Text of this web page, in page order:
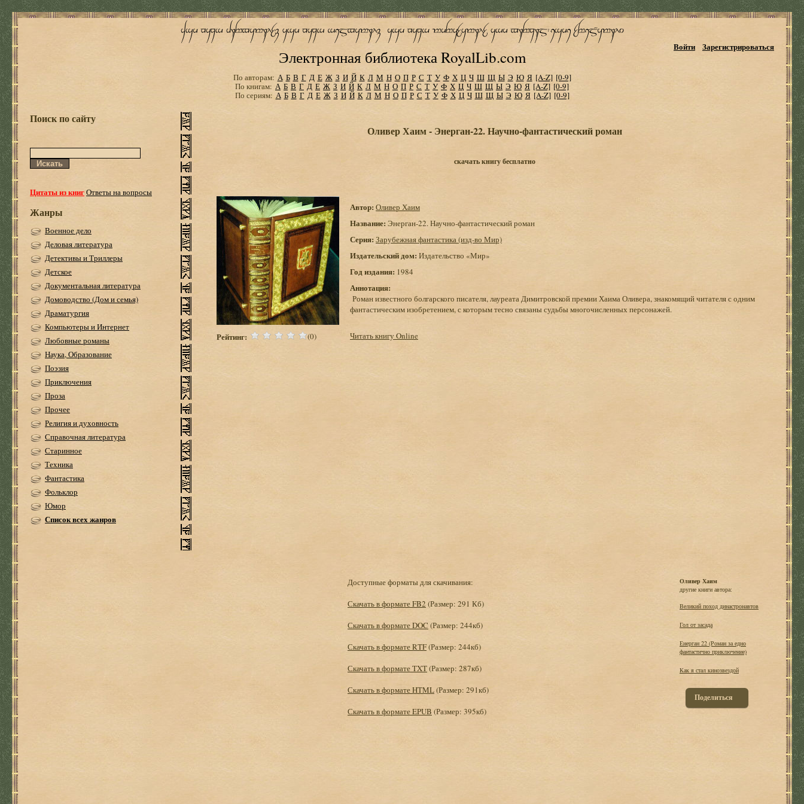
Электронная библиотека RoyalLib.com
Войти Зарегистрироваться
По авторам: А Б В Г Д Е Ж З И Й К Л М Н О П Р С Т У Ф Х Ц Ч Ш Щ Ы Э Ю Я [A-Z] [0-9]
По книгам: А Б В Г Д Е Ж З И Й К Л М Н О П Р С Т У Ф Х Ц Ч Ш Щ Ы Э Ю Я [A-Z] [0-9]
По сериям: А Б В Г Д Е Ж З И Й К Л М Н О П Р С Т У Ф Х Ц Ч Ш Щ Ы Э Ю Я [A-Z] [0-9]
Поиск по сайту
Цитаты из книгОтветы на вопросы
Жанры
Военное дело
Деловая литература
Детективы и Триллеры
Детское
Документальная литература
Домоводство (Дом и семья)
Драматургия
Компьютеры и Интернет
Любовные романы
Наука, Образование
Поэзия
Приключения
Проза
Прочее
Религия и духовность
Справочная литература
Старинное
Техника
Фантастика
Фольклор
Юмор
Список всех жанров
Оливер Хаим - Энерган-22. Научно-фантастический роман
скачать книгу бесплатно
Рейтинг: (0)
Автор: Оливер Хаим
Название: Энерган-22. Научно-фантастический роман
Серия: Зарубежная фантастика (изд-во Мир)
Издательский дом: Издательство «Мир»
Год издания: 1984
Аннотация:
Роман известного болгарского писателя, лауреата Димитровской премии Хаима Оливера, знакомящий читателя с одним
фантастическим изобретением, с которым тесно связаны судьбы многочисленных персонажей.
Читать книгу Online
Доступные форматы для скачивания:
Скачать в формате FB2 (Размер: 291 Кб)
Скачать в формате DOC (Размер: 244кб)
Скачать в формате RTF(Размер: 244кб)
Скачать в формате TXT(Размер: 287кб)
Скачать в формате HTML(Размер: 291кб)
Скачать в формате EPUB (Размер: 395кб)
Оливер Хаим
другие книги автора:
Великий поход династронавтов
Гол от засада
Енерган 22 (Роман за едно
фантастично приключение)
Как я стал кинозвездой
Поделиться